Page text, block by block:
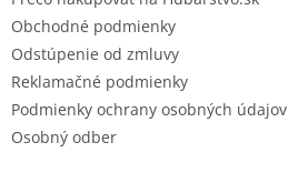
Obchodné podmienky
Odstúpenie od zmluvy
Reklamačné podmienky
Podmienky ochrany osobných údajov
Osobný odber